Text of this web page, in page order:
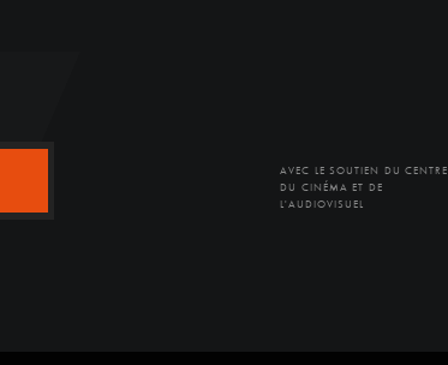
AVEC LE SOUTIEN DU CENTRE
DU CINÉMA ET DE
L'AUDIOVISUEL